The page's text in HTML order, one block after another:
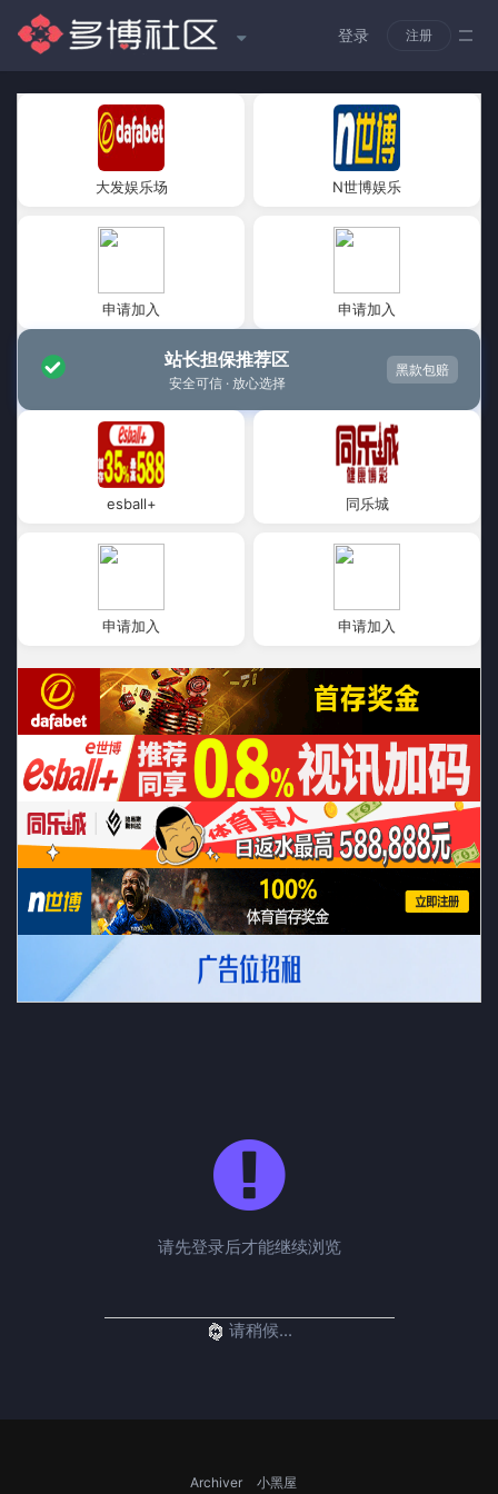
登录 注册
大发娱乐场 N世博娱乐
申请加入 申请加入
站长担保推荐区
安全可信 · 放心选择
黑款包赔
esball+ 同乐城
申请加入 申请加入
请先登录后才能继续浏览
请稍候...
Archiver 小黑屋